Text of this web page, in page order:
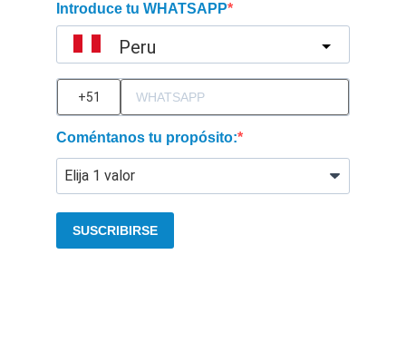
Introduce tu WHATSAPP
Peru
Coméntanos tu propósito:
SUSCRIBIRSE